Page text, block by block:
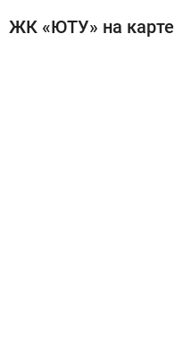
ЖК «ЮТУ» на карте